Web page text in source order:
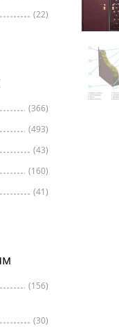
(22)
(366)
(493)
(43)
(160)
(41)
(156)
(30)